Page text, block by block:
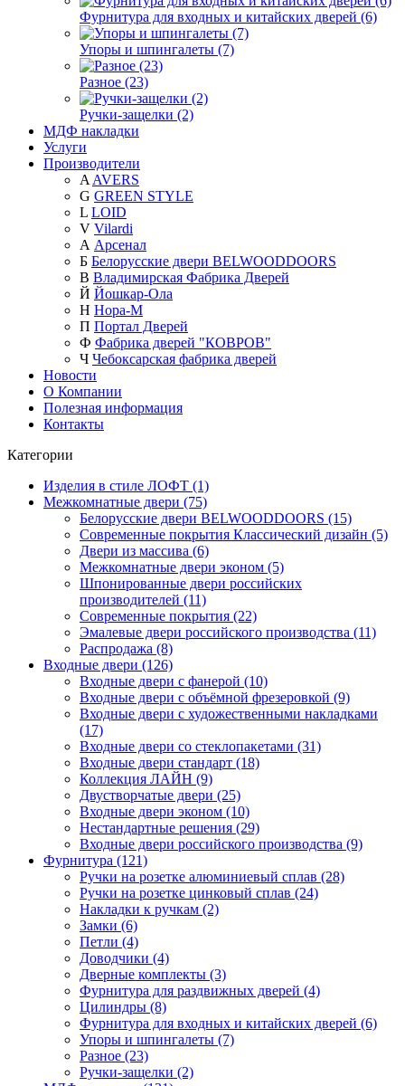
Фурнитура для входных и китайских дверей (6)
Упоры и шпингалеты (7)
Разное (23)
Ручки-защелки (2)
МДФ накладки
Услуги
Производители
A AVERS
G GREEN STYLE
L LOID
V Vilardi
А Арсенал
Б Белорусские двери BELWOODDOORS
В Владимирская Фабрика Дверей
Й Йошкар-Ола
Н Нора-М
П Портал Дверей
Ф Фабрика дверей "КОВРОВ"
Ч Чебоксарская фабрика дверей
Новости
О Компании
Полезная информация
Контакты
Категории
Изделия в стиле ЛОФТ (1)
Межкомнатные двери (75)
Белорусские двери BELWOODDOORS (15)
Современные покрытия Классический дизайн (5)
Двери из массива (6)
Межкомнатные двери эконом (5)
Шпонированные двери российских
производителей (11)
Современные покрытия (22)
Эмалевые двери российского производства (11)
Распродажа (8)
Входные двери (126)
Входные двери с фанерой (10)
Входные двери с объёмной фрезеровкой (9)
Входные двери с художественными накладками
(17)
Входные двери со стеклопакетами (31)
Входные двери стандарт (18)
Коллекция ЛАЙН (9)
Двустворчатые двери (25)
Входные двери эконом (10)
Нестандартные решения (29)
Входные двери российского производства (9)
Фурнитура (121)
Ручки на розетке алюминиевый сплав (28)
Ручки на розетке цинковый сплав (24)
Накладки к ручкам (2)
Замки (6)
Петли (4)
Доводчики (4)
Дверные комплекты (3)
Фурнитура для раздвижных дверей (4)
Цилиндры (8)
Фурнитура для входных и китайских дверей (6)
Упоры и шпингалеты (7)
Разное (23)
Ручки-защелки (2)